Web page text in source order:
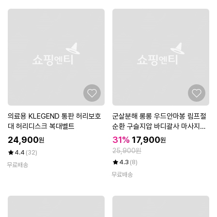
의료용 KLEGEND 통판 허리보호
대 허리디스크 복대벨트
24,900원
4.4 (32)
무료배송
군살분해 롱롱 우드안마봉 림프절
순환 구슬지압 바디괄사 마사지스
틱
31% 17,900원
25,900원
4.3 (8)
무료배송